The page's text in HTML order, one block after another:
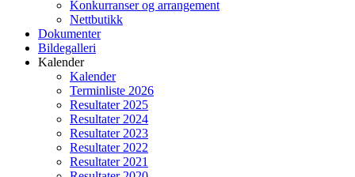
Konkurranser og arrangement
Nettbutikk
Dokumenter
Bildegalleri
Kalender
Kalender
Terminliste 2026
Resultater 2025
Resultater 2024
Resultater 2023
Resultater 2022
Resultater 2021